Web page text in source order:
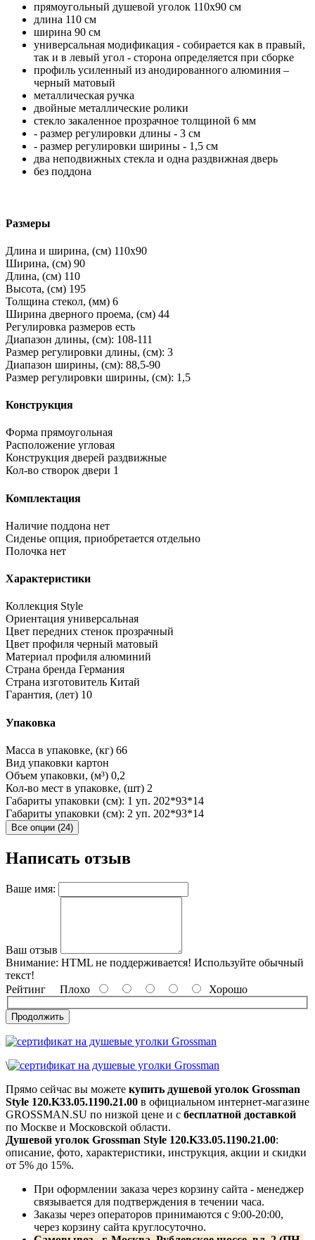
прямоугольный душевой уголок 110x90 см
длина 110 см
ширина 90 см
универсальная модификация - собирается как в правый,
так и в левый угол - сторона определяется при сборке
профиль усиленный из анодированного алюминия –
черный матовый
металлическая ручка
двойные металлические ролики
стекло закаленное прозрачное толщиной 6 мм
- размер регулировки длины - 3 см
- размер регулировки ширины - 1,5 см
два неподвижных стекла и одна раздвижная дверь
без поддона
Размеры
Длина и ширина, (см) 110x90
Ширина, (см) 90
Длина, (см) 110
Высота, (см) 195
Толщина стекол, (мм) 6
Ширина дверного проема, (см) 44
Регулировка размеров есть
Диапазон длины, (см): 108-111
Размер регулировки длины, (см): 3
Диапазон ширины, (см): 88,5-90
Размер регулировки ширины, (см): 1,5
Конструкция
Форма прямоугольная
Расположение угловая
Конструкция дверей раздвижные
Кол-во створок двери 1
Комплектация
Наличие поддона нет
Сиденье опция, приобретается отдельно
Полочка нет
Характеристики
Коллекция Style
Ориентация универсальная
Цвет передних стенок прозрачный
Цвет профиля черный матовый
Материал профиля алюминий
Страна бренда Германия
Страна изготовитель Китай
Гарантия, (лет) 10
Упаковка
Масса в упаковке, (кг) 66
Вид упаковки картон
Объем упаковки, (м³) 0,2
Кол-во мест в упаковке, (шт) 2
Габариты упаковки (см): 1 уп. 202*93*14
Габариты упаковки (см): 2 уп. 202*93*14
Все опции (24)
Написать отзыв
Ваше имя:
Ваш отзыв
Внимание: HTML не поддерживается! Используйте обычный
текст!
Рейтинг Плохо Хорошо
Продолжить
\
Прямо сейчас вы можете купить душевой уголок Grossman
Style 120.K33.05.1190.21.00 в официальном интернет-магазине
GROSSMAN.SU по низкой цене и с бесплатной доставкой
по Москве и Московской области.
Душевой уголок Grossman Style 120.K33.05.1190.21.00:
описание, фото, характеристики, инструкция, акции и скидки
от 5% до 15%.
При оформлении заказа через корзину сайта - менеджер
связывается для подтверждения в течении часа.
Заказы через операторов принимаются с 9:00-20:00,
через корзину сайта круглосуточно.